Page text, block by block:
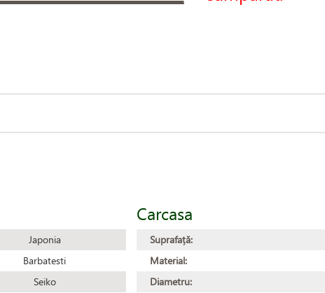
Japonia
Barbatesti
Seiko
Carcasa
Suprafață:
Material:
Diametru: